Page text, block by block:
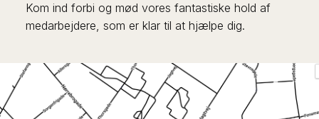
Kom ind forbi og mød vores fantastiske hold af
medarbejdere, som er klar til at hjælpe dig.